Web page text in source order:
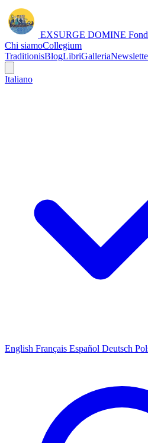
EXSURGE DOMINE
Chi siamoCollegium
TraditionisBlogLibriGalleria
Italiano
English Français Español Deutsch